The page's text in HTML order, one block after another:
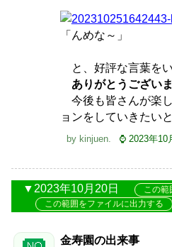
「んめな～」
と、好評な言葉をい
ありがとうございま
今後も皆さんが楽
ョンをしていきたい
by kinjuen. ⌚ 2023年
2023年10月20日
この
この範囲をファイルに出力する
金寿園の出来事